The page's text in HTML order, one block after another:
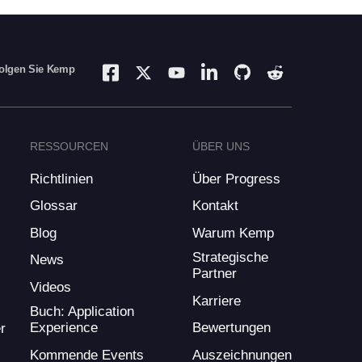
Sie Kemp
RESSOURCEN
Richtlinien
Glossar
Blog
News
Videos
Buch: Application
Experience
Kommende Events
ÜBER UNS
Über Progress
Kontakt
Warum Kemp
Strategische
Partner
Karriere
Bewertungen
Auszeichnungen